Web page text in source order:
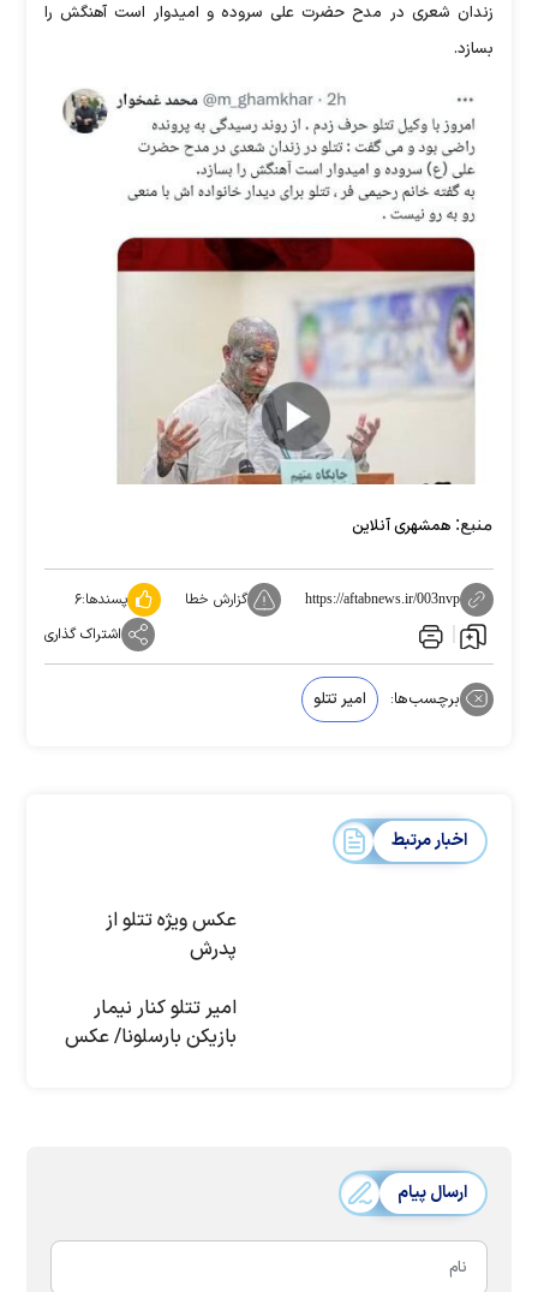
زندان شعری در مدح حضرت علی سروده و امیدوار است آهنگش را
بسازد.
منبع: همشهری آنلاین
https://aftabnews.ir/003nvp گزارش خطا پسندها:۶
اشتراک گذاری
برچسب‌ها: امیر تتلو
اخبار مرتبط
عکس ویژه تتلو از
پدرش
امیر تتلو کنار نیمار
بازیکن بارسلونا/ عکس
ارسال پیام